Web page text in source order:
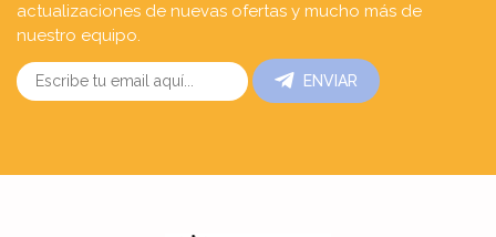
actualizaciones de nuevas ofertas y mucho más de
nuestro equipo.
ENVIAR